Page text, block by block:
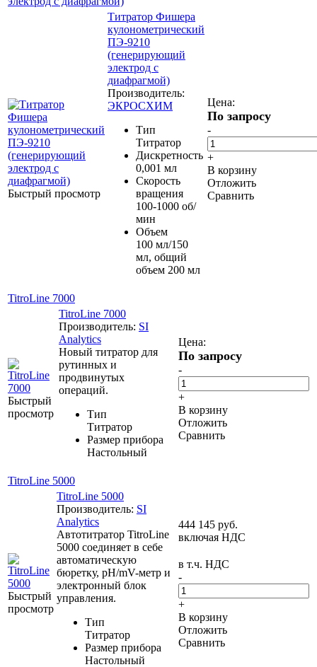
Быстрый просмотр
Титратор Фишера
кулонометрический
ПЭ-9210
(генерирующий
электрод с
диафрагмой)
Производитель:
ЭКРОСХИМ
Тип
Титратор
Дискретность
0,001 мл
Скорость
вращения
100-1000 об/
мин
Объем
100 мл/150
мл, общий
объем 200 мл
Цена:
По запросу
-
+
В корзину
Отложить
Сравнить
TitroLine 7000
Быстрый
просмотр
TitroLine 7000
Производитель: SI
Analytics
Новый титратор для
рутинных и
продвинутых
операций.
Тип
Титратор
Размер прибора
Настольный
Цена:
По запросу
-
+
В корзину
Отложить
Сравнить
TitroLine 5000
Быстрый
просмотр
TitroLine 5000
Производитель: SI
Analytics
Автотитратор TitroLine
5000 соединяет в себе
автоматическую
бюретку, рH/mV-метр и
электронный блок
управления.
Тип
Титратор
Размер прибора
Настольный
444 145 руб.
включая НДС
в т.ч. НДС
-
+
В корзину
Отложить
Сравнить